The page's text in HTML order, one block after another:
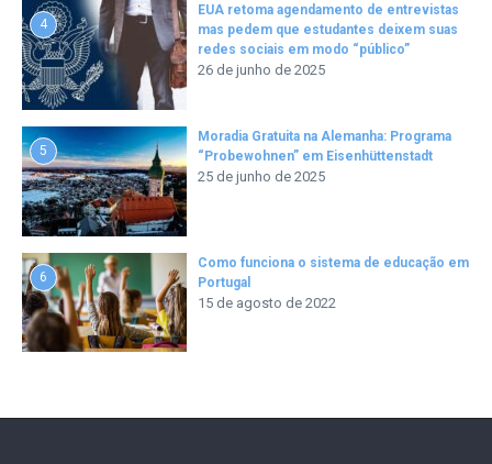
4
EUA retoma agendamento de entrevistas
mas pedem que estudantes deixem suas
redes sociais em modo “público”
26 de junho de 2025
5
Moradia Gratuita na Alemanha: Programa
“Probewohnen” em Eisenhüttenstadt
25 de junho de 2025
6
Como funciona o sistema de educação em
Portugal
15 de agosto de 2022